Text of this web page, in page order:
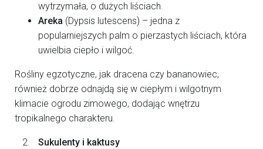
wytrzymała, o dużych liściach.
Areka (Dypsis lutescens) – jedna z
popularniejszych palm o pierzastych liściach, która
uwielbia ciepło i wilgoć.
Rośliny egzotyczne, jak dracena czy bananowiec,
również dobrze odnajdą się w ciepłym i wilgotnym
klimacie ogrodu zimowego, dodając wnętrzu
tropikalnego charakteru.
Sukulenty i kaktusy